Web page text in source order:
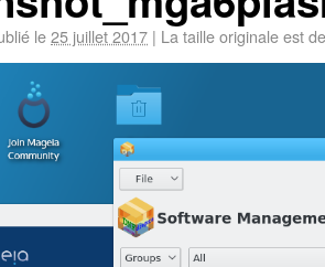
le25 juillet 2017 | La taille originale est